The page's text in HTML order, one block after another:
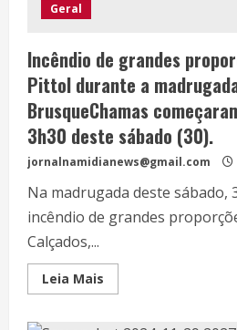
Geral
Incêndio de grandes
Pittol durante a
BrusqueChamas
3h30 deste sábado (30).
jornalnamidianews@gmail.com
Na madrugada deste sábado,
incêndio de grandes
Calçados,...
Leia Mais